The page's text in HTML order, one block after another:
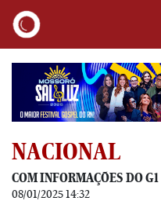
NACIONAL
COM INFORMAÇÕES DO G1
08/01/2025 14:32